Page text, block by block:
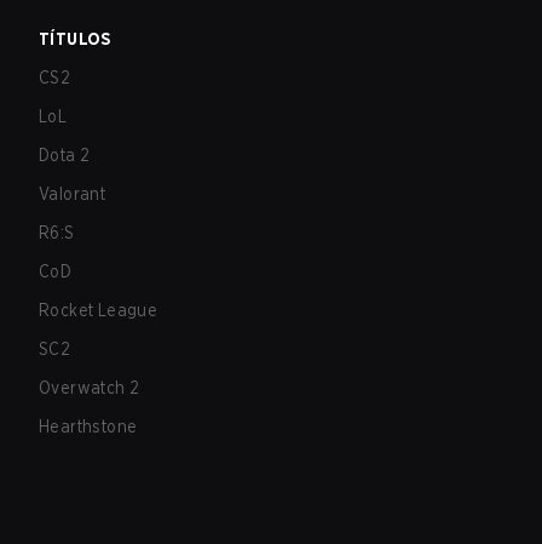
TÍTULOS
CS2
LoL
Dota 2
Valorant
R6:S
CoD
Rocket League
SC2
Overwatch 2
Hearthstone